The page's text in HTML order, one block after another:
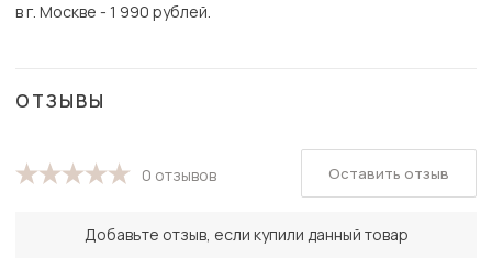
в г. Москве - 1 990 рублей.
ОТЗЫВЫ
0 отзывов
Добавьте отзыв, если купили данный товар
Оставить отзыв